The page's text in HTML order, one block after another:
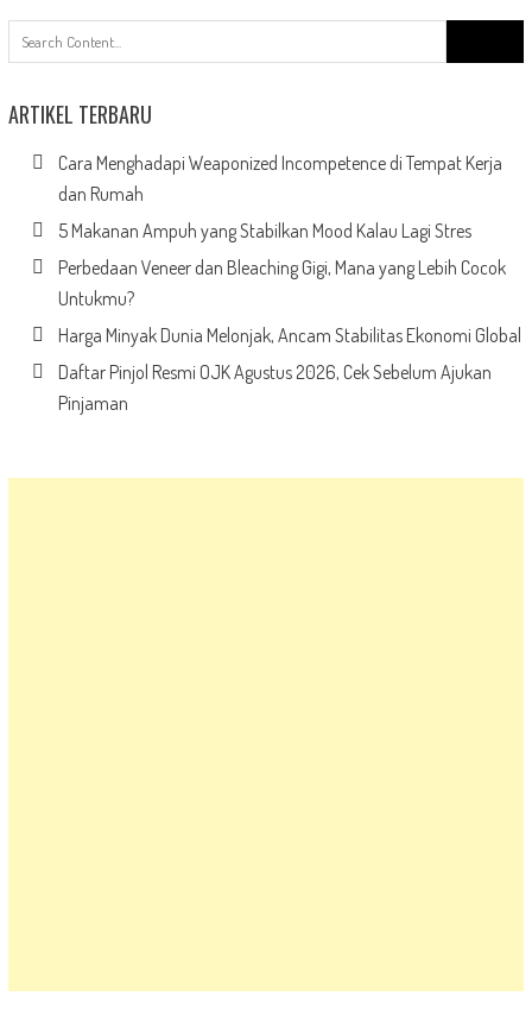
for:
ARTIKEL TERBARU
Cara Menghadapi Weaponized Incompetence di Tempat Kerja
dan Rumah
5 Makanan Ampuh yang Stabilkan Mood Kalau Lagi Stres
Perbedaan Veneer dan Bleaching Gigi, Mana yang Lebih Cocok
Untukmu?
Harga Minyak Dunia Melonjak, Ancam Stabilitas Ekonomi Global
Daftar Pinjol Resmi OJK Agustus 2026, Cek Sebelum Ajukan
Pinjaman